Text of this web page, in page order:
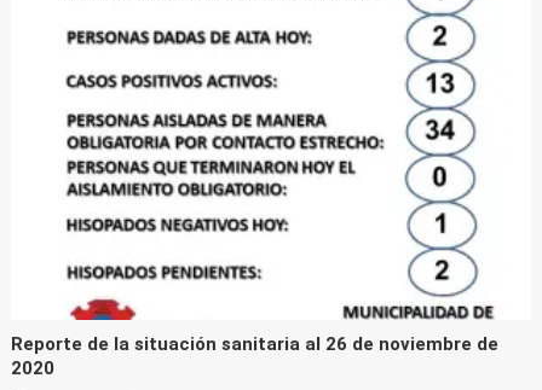
Reporte de la situación sanitaria al 26 de noviembre de
2020